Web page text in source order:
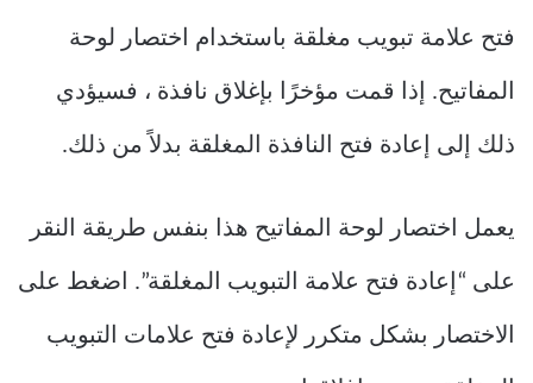
فتح علامة تبويب مغلقة باستخدام اختصار لوحة
المفاتيح. إذا قمت مؤخرًا بإغلاق نافذة ، فسيؤدي
ذلك إلى إعادة فتح النافذة المغلقة بدلاً من ذلك.
يعمل اختصار لوحة المفاتيح هذا بنفس طريقة النقر
على “إعادة فتح علامة التبويب المغلقة”. اضغط على
الاختصار بشكل متكرر لإعادة فتح علامات التبويب